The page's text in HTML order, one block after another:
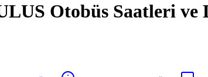
Otobüs Saatleri ve